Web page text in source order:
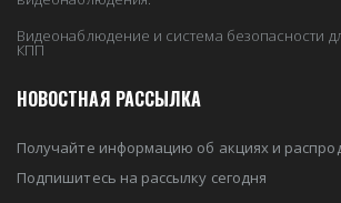
Видеонаблюдение и система безопасности
КПП
НОВОСТНАЯ РАССЫЛКА
Получайте информацию об акциях и
Подпишитесь на рассылку сегодня